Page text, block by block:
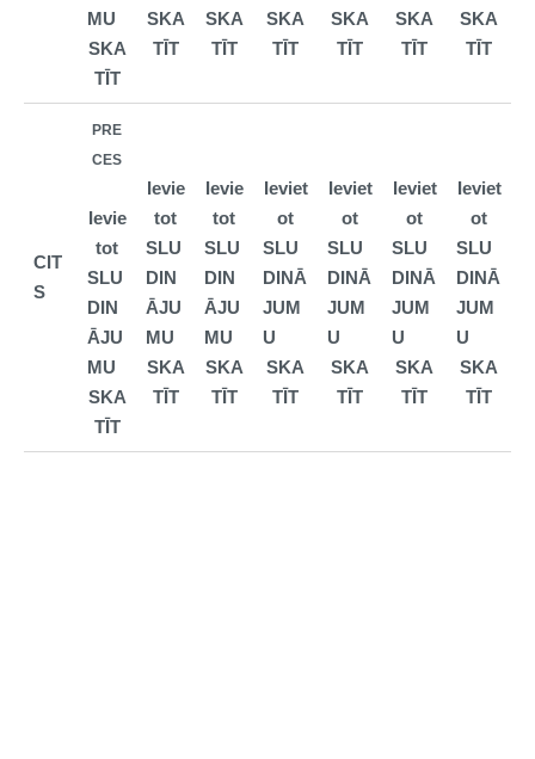
MU
SKA
TĪT
SKA
TĪT
SKA
TĪT
SKA
TĪT
SKA
TĪT
SKA
TĪT
SKA
TĪT
CIT
S
PRE
CES
Ievie
tot
SLU
DIN
ĀJU
MU
SKA
TĪT
Ievie
tot
SLU
DIN
ĀJU
MU
SKA
TĪT
Ievie
tot
SLU
DIN
ĀJU
MU
SKA
TĪT
Ieviet
ot
SLU
DINĀ
JUM
U
SKA
TĪT
Ieviet
ot
SLU
DINĀ
JUM
U
SKA
TĪT
Ieviet
ot
SLU
DINĀ
JUM
U
SKA
TĪT
Ieviet
ot
SLU
DINĀ
JUM
U
SKA
TĪT